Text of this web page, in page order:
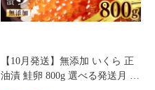
【10月発送】無添加 いくら 正
油漬 鮭卵 800g 選べる発送月 函